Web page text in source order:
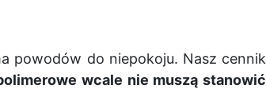
powodów do niepokoju. Nasz cennik
wcale nie muszą stanowić